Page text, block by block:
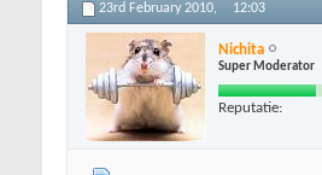
23rd February 2010, 12:03
Nichita
Super Moderator
Reputatie: